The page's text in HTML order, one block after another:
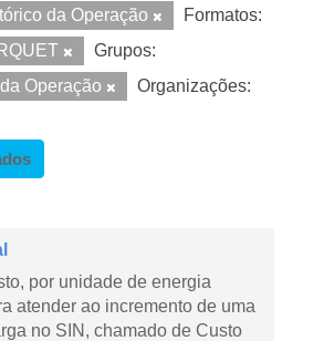
da Operação
Formatos:
Grupos:
Operação
Organizações:
por unidade de energia
atender ao incremento de uma
no SIN, chamado de Custo